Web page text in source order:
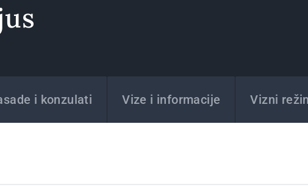
i konzulati Vize i informacije Vizni